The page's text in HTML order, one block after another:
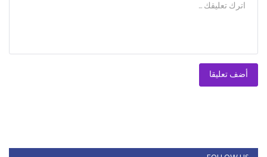
أضف تعليقا